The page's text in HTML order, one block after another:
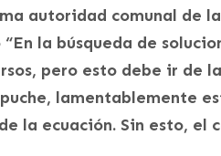
autoridad comunal de
la búsqueda de
pero esto debe ir de
lamentablemente
la ecuación. Sin esto, el